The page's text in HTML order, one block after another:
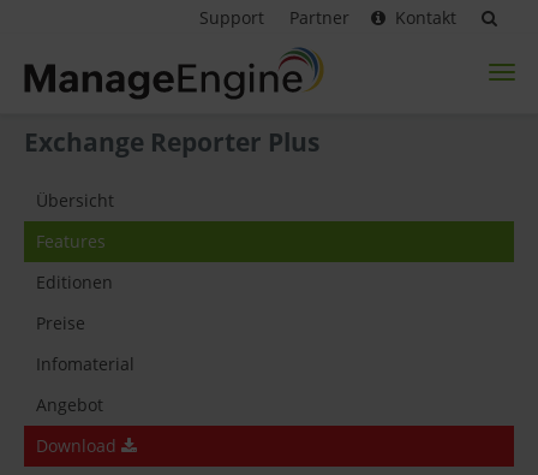
Support Partner Kontakt
Exchange Reporter Plus
Übersicht
Features
Editionen
Preise
Infomaterial
Angebot
Download